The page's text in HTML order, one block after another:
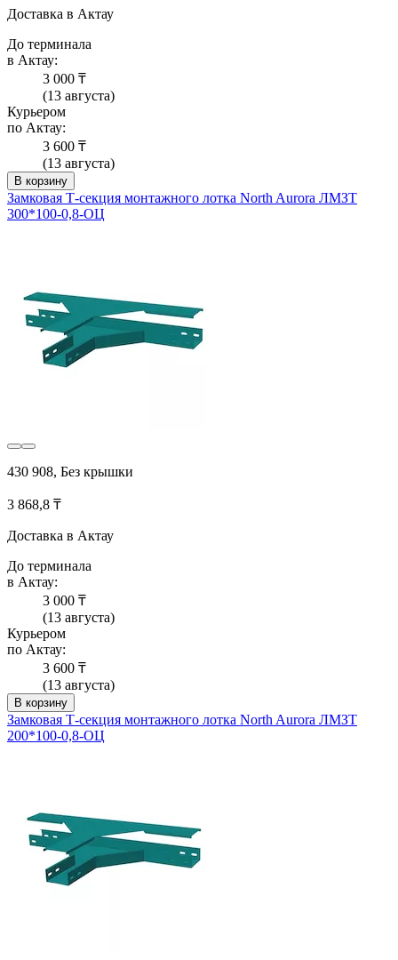
Доставка в Актау
До терминала
в Актау:
3 000 ₸
(13 августа)
Курьером
по Актау:
3 600 ₸
(13 августа)
В корзину
Замковая Т-секция монтажного лотка North Aurora ЛМЗТ
300*100-0,8-ОЦ
430 908, Без крышки
3 868,8 ₸
Доставка в Актау
До терминала
в Актау:
3 000 ₸
(13 августа)
Курьером
по Актау:
3 600 ₸
(13 августа)
В корзину
Замковая Т-секция монтажного лотка North Aurora ЛМЗТ
200*100-0,8-ОЦ